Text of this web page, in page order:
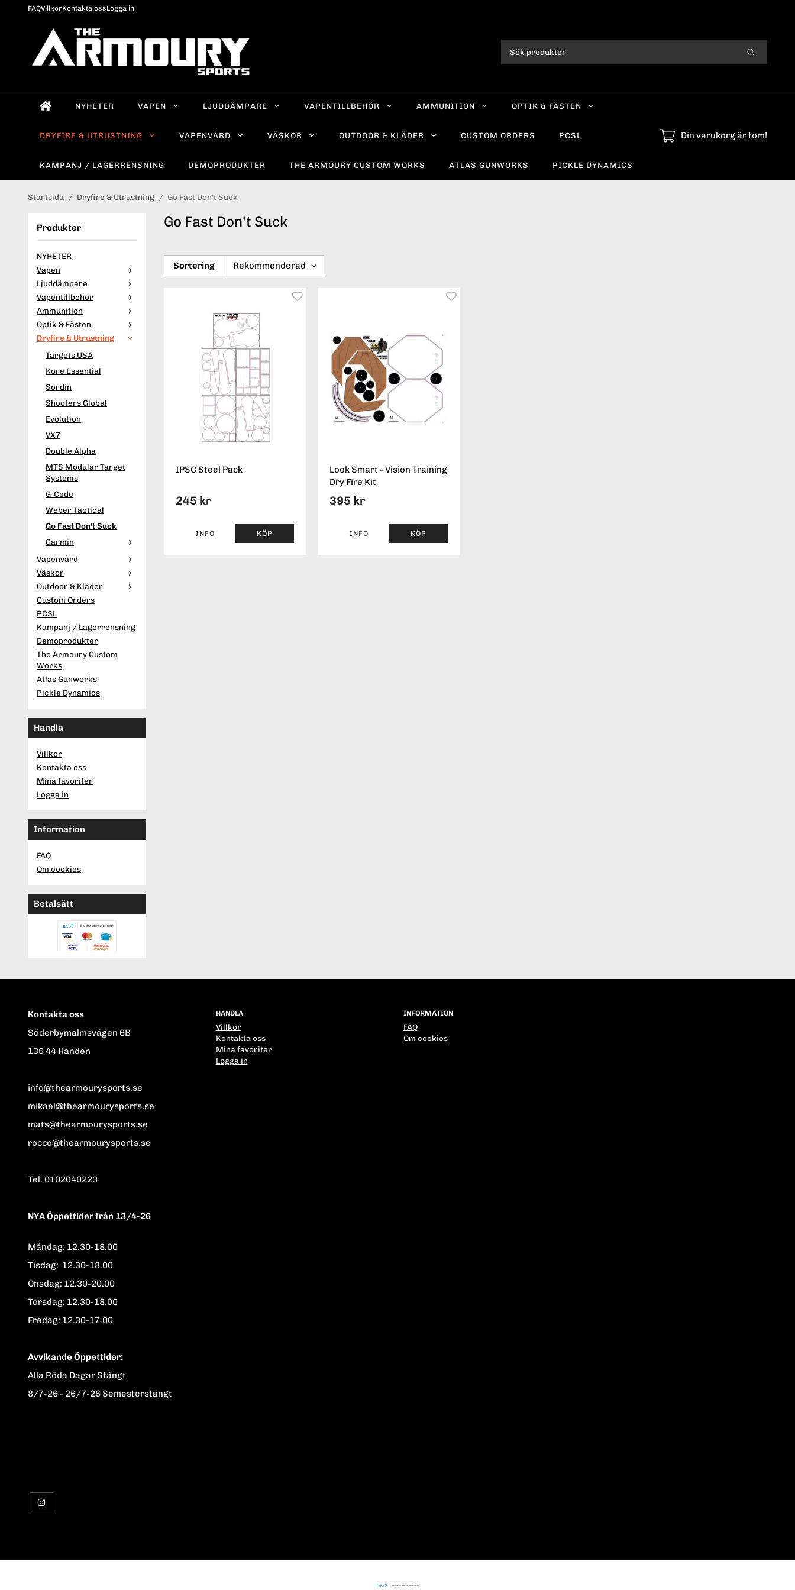
FAQVillkorKontakta ossLogga in
NYHETER VAPEN LJUDDÄMPARE VAPENTILLBEHÖR AMMUNITION OPTIK & FÄSTEN
DRYFIRE & UTRUSTNING VAPENVÅRD VÄSKOR OUTDOOR & KLÄDER CUSTOM ORDERS PCSL
KAMPANJ / LAGERRENSNING DEMOPRODUKTER THE ARMOURY CUSTOM WORKS ATLAS GUNWORKS PICKLE DYNAMICS
Din varukorg är tom!
Startsida / Dryfire & Utrustning / Go Fast Don't Suck
Produkter
NYHETER
Vapen
Ljuddämpare
Vapentillbehör
Ammunition
Optik & Fästen
Dryfire & Utrustning
Targets USA
Kore Essential
Sordin
Shooters Global
Evolution
VX7
Double Alpha
MTS Modular Target
Systems
G-Code
Weber Tactical
Go Fast Don't Suck
Garmin
Vapenvård
Väskor
Outdoor & Kläder
Custom Orders
PCSL
Kampanj / Lagerrensning
Demoprodukter
The Armoury Custom
Works
Atlas Gunworks
Pickle Dynamics
Handla
Villkor
Kontakta oss
Mina favoriter
Logga in
Information
FAQ
Om cookies
Betalsätt
Go Fast Don't Suck
Sortering
IPSC Steel Pack
245 kr
INFO KÖP
Look Smart - Vision Training
Dry Fire Kit
395 kr
INFO KÖP
Kontakta oss
Söderbymalmsvägen 6B
136 44 Handen
info@thearmourysports.se
mikael@thearmourysports.se
mats@thearmourysports.se
rocco@thearmourysports.se
Tel. 0102040223
NYA Öppettider från 13/4-26
Måndag: 12.30-18.00
Tisdag: 12.30-18.00
Onsdag: 12.30-20.00
Torsdag: 12.30-18.00
Fredag: 12.30-17.00
Avvikande Öppettider:
Alla Röda Dagar Stängt
8/7-26 - 26/7-26 Semesterstängt
HANDLA
Villkor
Kontakta oss
Mina favoriter
Logga in
INFORMATION
FAQ
Om cookies